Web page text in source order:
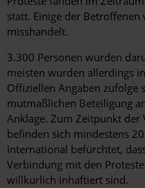
statt. Einige der
misshandelt.
3.300 Personen wurden
meisten wurden allerdings
Offiziellen Angaben zufolge
mutmaßlichen Beteiligung
Anklage. Zum Zeitpunkt der
befinden sich mindestens
International befürchtet,
Verbindung mit den
willkürlich inhaftiert sind.